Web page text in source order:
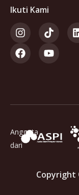
Ikuti Kami
Anggota
dari
Copyright